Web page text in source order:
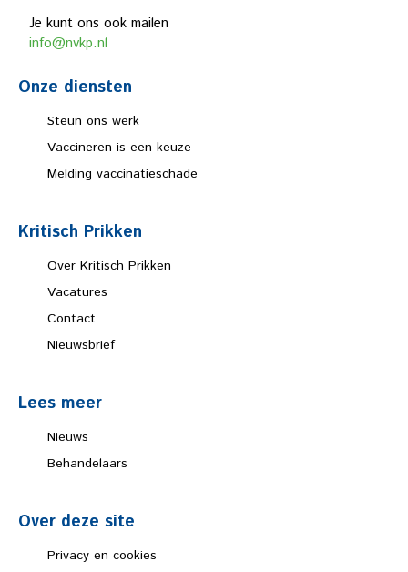
Je kunt ons ook mailen
info@nvkp.nl
Onze diensten
Steun ons werk
Vaccineren is een keuze
Melding vaccinatieschade
Kritisch Prikken
Over Kritisch Prikken
Vacatures
Contact
Nieuwsbrief
Lees meer
Nieuws
Behandelaars
Over deze site
Privacy en cookies